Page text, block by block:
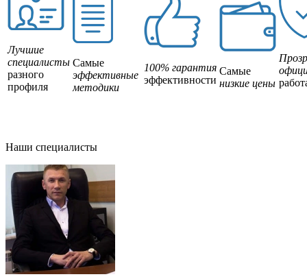
Лучшие
специалисты
разного
профиля
Самые
эффективные
методики
100% гарантия
эффективности
Самые
низкие цены
Наши специалисты